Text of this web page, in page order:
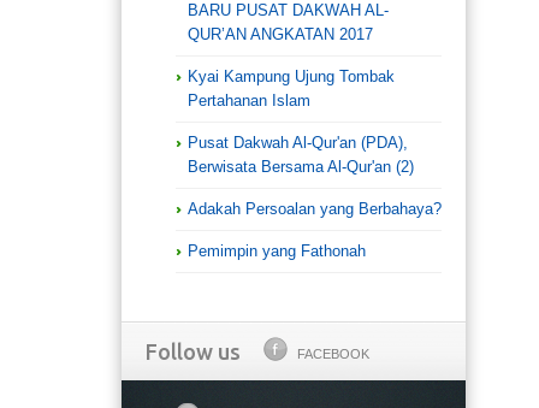
BARU PUSAT DAKWAH AL-
QUR’AN ANGKATAN 2017
Kyai Kampung Ujung Tombak
Pertahanan Islam
Pusat Dakwah Al-Qur'an (PDA),
Berwisata Bersama Al-Qur'an (2)
Adakah Persoalan yang Berbahaya?
Pemimpin yang Fathonah
Follow us FACEBOOK